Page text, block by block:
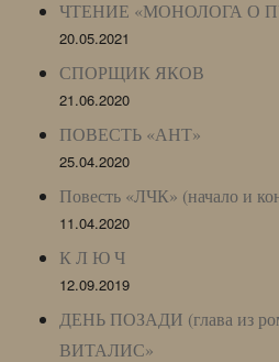
ЧТЕНИЕ «МОНОЛОГА О
20.05.2021
СПОРЩИК ЯКОВ
21.06.2020
ПОВЕСТЬ «АНТ»
25.04.2020
Повесть «ЛЧК» (начало и
11.04.2020
К Л Ю Ч
12.09.2019
ДЕНЬ ПОЗАДИ (глава из
ВИТАЛИС»